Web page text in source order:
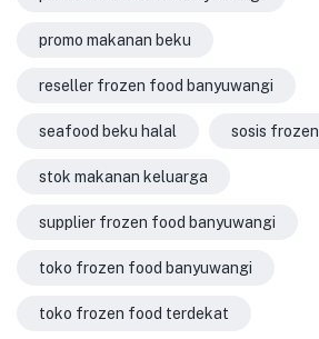
promo makanan beku
reseller frozen food banyuwangi
seafood beku halal sosis frozen
stok makanan keluarga
supplier frozen food banyuwangi
toko frozen food banyuwangi
toko frozen food terdekat